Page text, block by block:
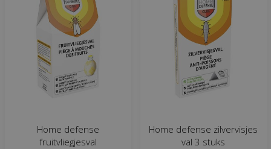
Home defense
fruitvliegjesval
Home defense zilvervisjes
val 3 stuks